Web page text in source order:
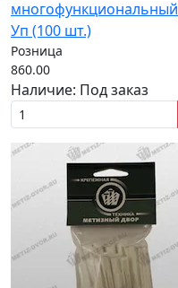
многофункциональный
Уп (100 шт.)
Розница
860.00
Наличие: Под заказ